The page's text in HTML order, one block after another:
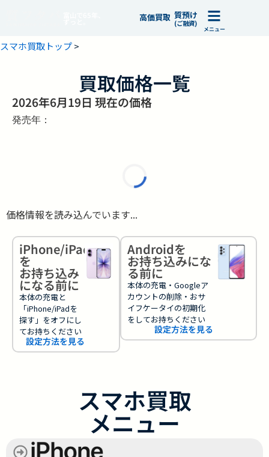
高価買取 質預け
(ご融資)
メニュー
スマホ買取トップ>
買取価格一覧
2026年6月19日 現在の価格
発売年：
価格情報を読み込んでいます...
iPhone/iPad
を
お持ち込み
になる前に
本体の充電と
「iPhone/iPadを
探す」をオフにし
てお持ちください
設定方法を見る
Androidを
お持ち込みにな
る前に
本体の充電・Googleア
カウントの削除・おサ
イフケータイの初期化
をしてお持ちください
設定方法を見る
スマホ買取
メニュー